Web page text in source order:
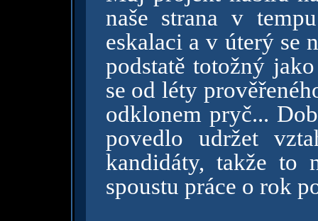
naše strana v
eskalaci a v úterý se
podstatě totožný
se od léty
odklonem pryč...
povedlo udržet
kandidáty, takže to
spoustu práce o rok